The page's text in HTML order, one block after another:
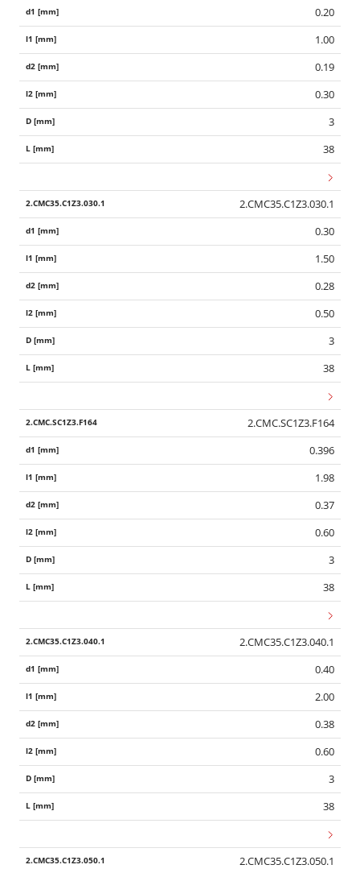
0.20
1.00
0.19
0.30
3
38
2.CMC35.C1Z3.030.1
0.30
1.50
0.28
0.50
3
38
2.CMC.SC1Z3.F164
0.396
1.98
0.37
0.60
3
38
2.CMC35.C1Z3.040.1
0.40
2.00
0.38
0.60
3
38
2.CMC35.C1Z3.050.1